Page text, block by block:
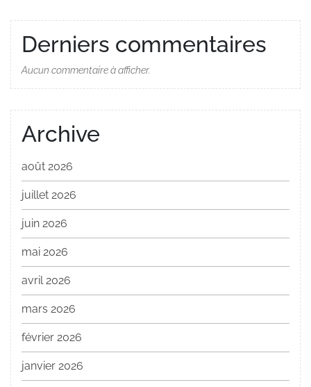
Derniers commentaires
Aucun commentaire à afficher.
Archive
août 2026
juillet 2026
juin 2026
mai 2026
avril 2026
mars 2026
février 2026
janvier 2026